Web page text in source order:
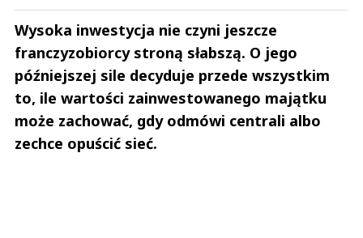
Wysoka inwestycja nie czyni jeszcze
franczyzobiorcy stroną słabszą. O jego
późniejszej sile decyduje przede wszystkim
to, ile wartości zainwestowanego majątku
może zachować, gdy odmówi centrali albo
zechce opuścić sieć.